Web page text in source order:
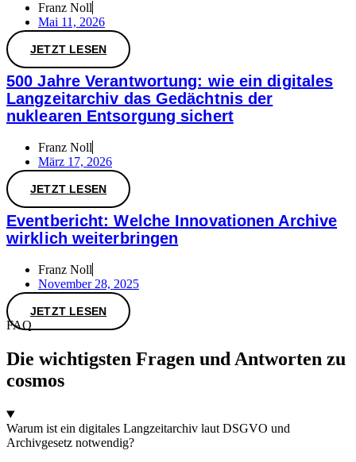
Franz Noll
Mai 11, 2026
JETZT LESEN
500 Jahre Verantwortung: wie ein digitales
Langzeitarchiv das Gedächtnis der
nuklearen Entsorgung sichert
Franz Noll
März 17, 2026
JETZT LESEN
Eventbericht: Welche Innovationen Archive
wirklich weiterbringen
Franz Noll
November 28, 2025
JETZT LESEN
FAQ
Die wichtigsten Fragen und Antworten zu
cosmos
Warum ist ein digitales Langzeitarchiv laut DSGVO und
Archivgesetz notwendig?